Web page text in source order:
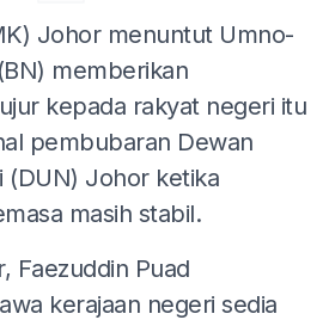
Johor menuntut Umno-
memberikan
kepada rakyat negeri itu
pembubaran Dewan
(DUN) Johor ketika
masih stabil.
Faezuddin Puad
kerajaan negeri sedia